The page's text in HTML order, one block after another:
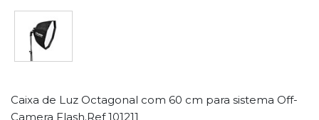
Caixa de Luz Octagonal com 60 cm para sistema Off-
Camera Flash.Ref 101211